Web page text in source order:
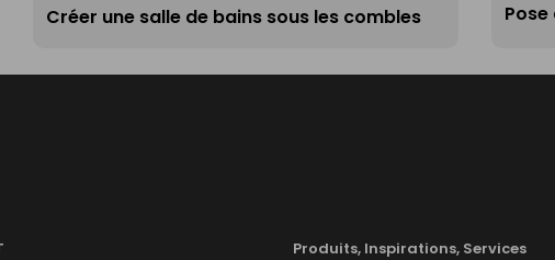
Créer une salle de bains sous les combles
Produits, Inspirations, Services